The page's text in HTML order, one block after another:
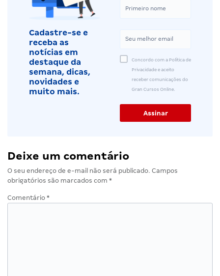
Cadastre-se e
receba as
notícias em
destaque da
semana, dicas,
novidades e
muito mais.
Concordo com a Política de
Privacidade e aceito
receber comunicações do
Gran Cursos Online.
Deixe um comentário
O seu endereço de e-mail não será publicado. Campos
obrigatórios são marcados com *
Comentário *